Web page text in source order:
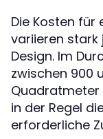
Die Kosten für
variieren stark
Design. Im
zwischen 900
Quadratmeter
in der Regel
erforderliche